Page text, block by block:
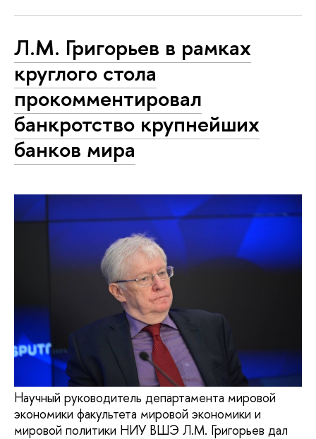
Л.М. Григорьев в рамках
круглого стола
прокомментировал
банкротство крупнейших
банков мира
Научный руководитель департамента мировой
экономики факультета мировой экономики и
мировой политики НИУ ВШЭ Л.М. Григорьев дал